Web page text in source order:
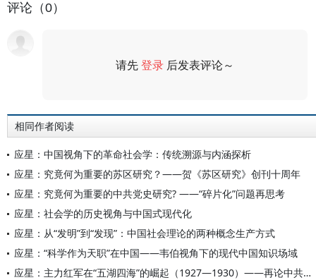
评论（0）
请先登录 后发表评论～
相同作者阅读
应星：中国视角下的革命社会学：传统溯源与内涵探析
应星：究竟何为重要的苏区研究？——贺《苏区研究》创刊十周年
应星：究竟何为重要的中共党史研究? ——“碎片化”问题再思考
应星：社会学的历史视角与中国式现代化
应星：从“发明”到“发现”：中国社会理论的两种概念生产方式
应星：“科学作为天职”在中国——韦伯视角下的现代中国知识场域
应星：主力红军在“五湖四海”的崛起（1927—1930）——再论中共革命的地理学视角